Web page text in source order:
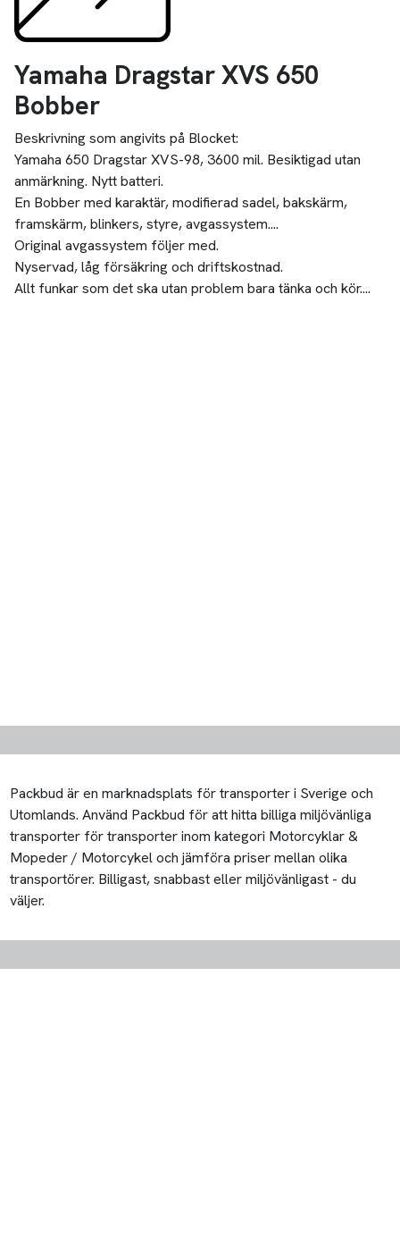
Yamaha Dragstar XVS 650
Bobber
Beskrivning som angivits på Blocket:
Yamaha 650 Dragstar XVS-98, 3600 mil. Besiktigad utan
anmärkning. Nytt batteri.
En Bobber med karaktär, modifierad sadel, bakskärm,
framskärm, blinkers, styre, avgassystem....
Original avgassystem följer med.
Nyservad, låg försäkring och driftskostnad.
Allt funkar som det ska utan problem bara tänka och kör....
Packbud är en marknadsplats för transporter i Sverige och
Utomlands. Använd Packbud för att hitta billiga miljövänliga
transporter för transporter inom kategori Motorcyklar &
Mopeder / Motorcykel och jämföra priser mellan olika
transportörer. Billigast, snabbast eller miljövänligast - du
väljer.